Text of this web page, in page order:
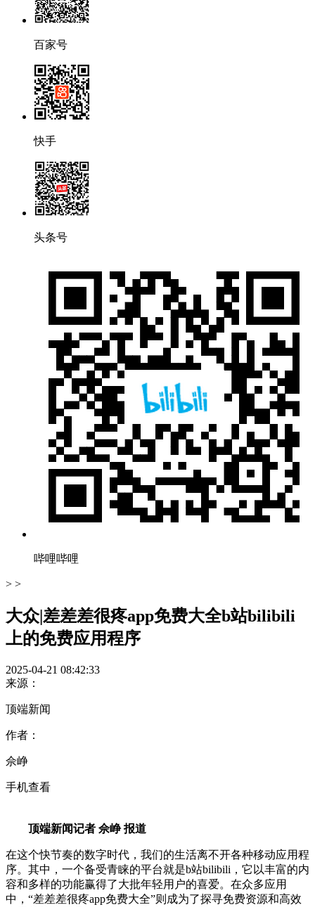
百家号
快手
头条号
哔哩哔哩
> >
大众|差差差很疼app免费大全b站bilibili
上的免费应用程序
2025-04-21 08:42:33
来源：
顶端新闻
作者：
佘峥
手机查看
顶端新闻记者 佘峥 报道
在这个快节奏的数字时代，我们的生活离不开各种移动应用程
序。其中，一个备受青睐的平台就是b站bilibili，它以丰富的内
容和多样的功能赢得了大批年轻用户的喜爱。在众多应用
中，“差差差很疼app免费大全”则成为了探寻免费资源和高效